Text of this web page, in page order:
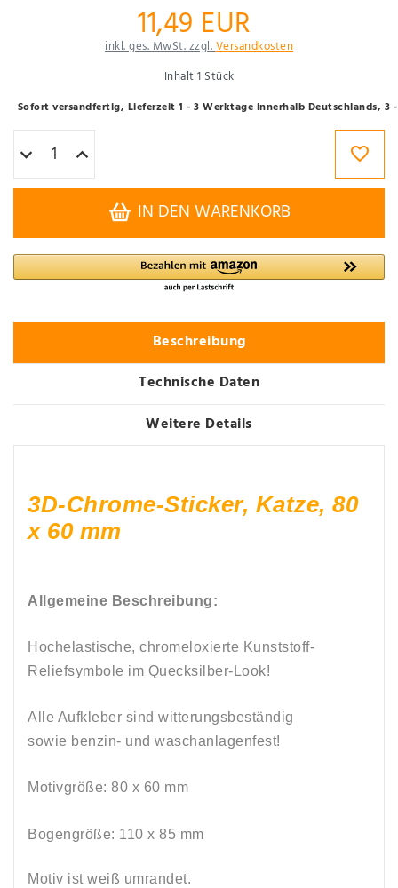
11,49 EUR
inkl. ges. MwSt. zzgl.Versandkosten
Inhalt1 Stück
Sofort versandfertig, Lieferzeit 1 - 3 Werktage innerhalb Deutschlands, 3
IN DEN WARENKORB
Beschreibung
Technische Daten
Weitere Details
3D-Chrome-Sticker, Katze, 80
x 60 mm
Allgemeine Beschreibung:
Hochelastische, chromeloxierte Kunststoff-
Reliefsymbole im Quecksilber-Look!
Alle Aufkleber sind witterungsbeständig
sowie benzin- und waschanlagenfest!
Motivgröße: 80 x 60 mm
Bogengröße: 110 x 85 mm
Motiv ist weiß umrandet.